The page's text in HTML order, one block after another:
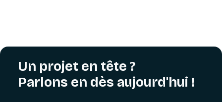
Un projet en tête ?
Parlons en dès aujourd'hui !